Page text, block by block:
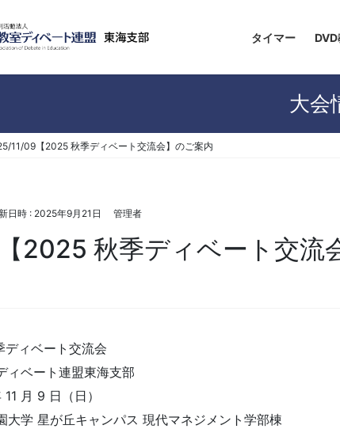
タイマー
大会
11/09【2025 秋季ディベート交流会】のご案内
日時 : 2025年9月21日 管理者
2025 秋季ディベート交流
ィベート交流会
ベート連盟東海支部
月 9 日（日）
学 星が丘キャンパス 現代マネジメント学部棟